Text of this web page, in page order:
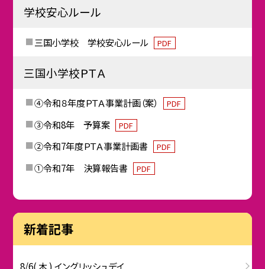
学校安心ルール
三国小学校 学校安心ルール PDF
三国小学校ＰＴＡ
④令和８年度ＰＴＡ事業計画（案） PDF
③令和8年 予算案 PDF
②令和7年度ＰＴＡ事業計画書 PDF
①令和7年 決算報告書 PDF
新着記事
8/6( 木 ) イングリッシュデイ